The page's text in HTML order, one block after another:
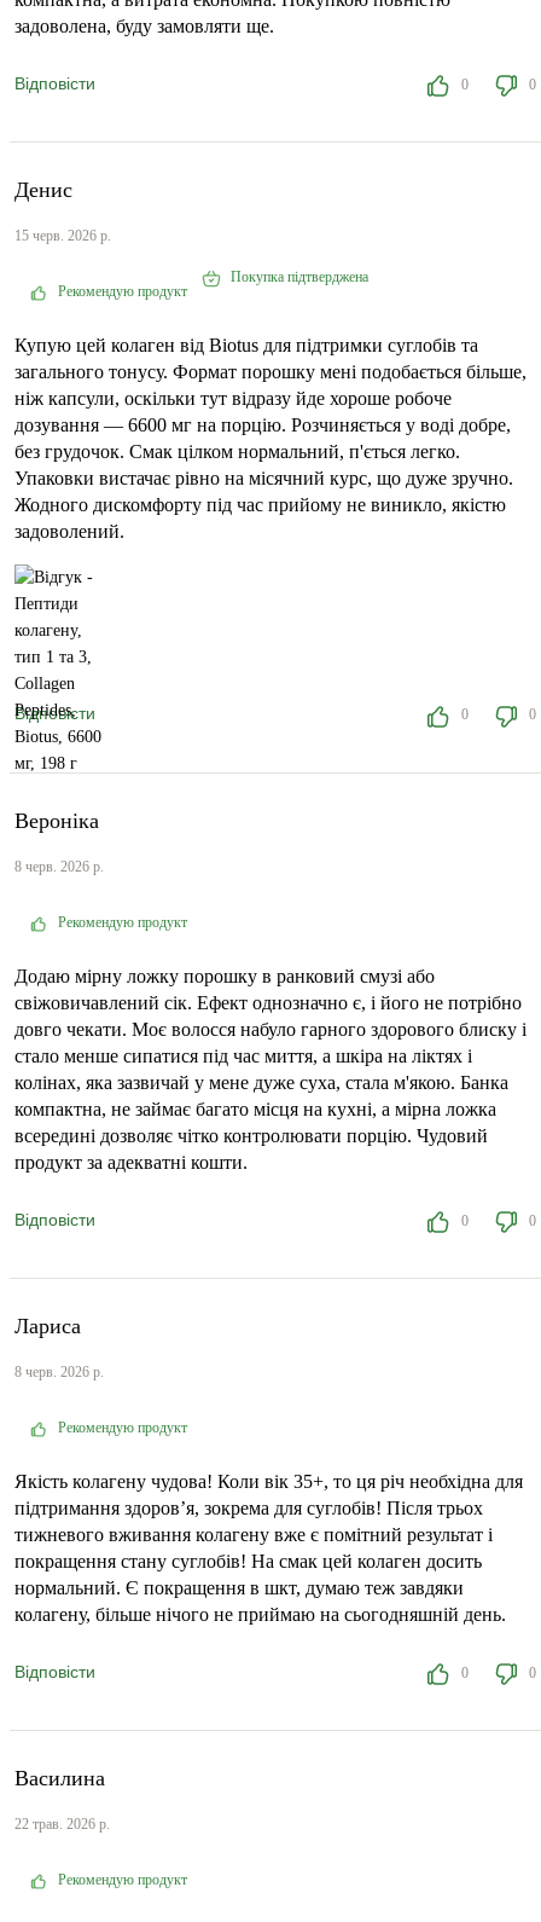
задоволена, буду замовляти ще.
Відповісти 0 0
Денис
15 черв. 2026 р.
Рекомендую продукт
Покупка підтверджена
Купую цей колаген від Biotus для підтримки суглобів та
загального тонусу. Формат порошку мені подобається більше,
ніж капсули, оскільки тут відразу йде хороше робоче
дозування — 6600 мг на порцію. Розчиняється у воді добре,
без грудочок. Смак цілком нормальний, п'ється легко.
Упаковки вистачає рівно на місячний курс, що дуже зручно.
Жодного дискомфорту під час прийому не виникло, якістю
задоволений.
Відповісти 0 0
Вероніка
8 черв. 2026 р.
Рекомендую продукт
Додаю мірну ложку порошку в ранковий смузі або
свіжовичавлений сік. Ефект однозначно є, і його не потрібно
довго чекати. Моє волосся набуло гарного здорового блиску і
стало менше сипатися під час миття, а шкіра на ліктях і
колінах, яка зазвичай у мене дуже суха, стала м'якою. Банка
компактна, не займає багато місця на кухні, а мірна ложка
всередині дозволяє чітко контролювати порцію. Чудовий
продукт за адекватні кошти.
Відповісти 0 0
Лариса
8 черв. 2026 р.
Рекомендую продукт
Якість колагену чудова! Коли вік 35+, то ця річ необхідна для
підтримання здоровʼя, зокрема для суглобів! Після трьох
тижневого вживання колагену вже є помітний результат і
покращення стану суглобів! На смак цей колаген досить
нормальний. Є покращення в шкт, думаю теж завдяки
колагену, більше нічого не приймаю на сьогодняшній день.
Відповісти 0 0
Василина
22 трав. 2026 р.
Рекомендую продукт